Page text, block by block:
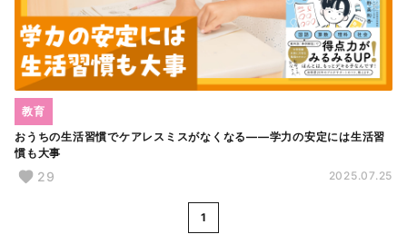
おうちの生活習慣でケアレスミスがなくなる――学力の安定には生活習
慣も大事
教育
29 2025.07.25
1